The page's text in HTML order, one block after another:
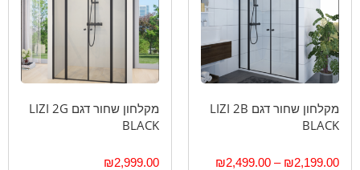
מקלחון שחור דגם LIZI 2B
BLACK
₪2,199.00
–
₪2,499.00
מקלחון שחור דגם LIZI 2G
BLACK
₪2,999.00